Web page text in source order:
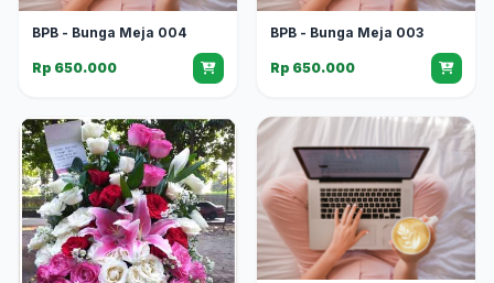
BPB - Bunga Meja 004
Rp 650.000
BPB - Bunga Meja 003
Rp 650.000